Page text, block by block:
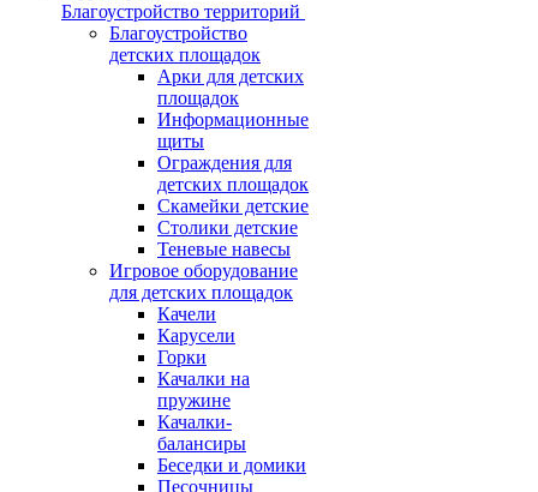
Благоустройство территорий
Благоустройство
детских площадок
Арки для детских
площадок
Информационные
щиты
Ограждения для
детских площадок
Скамейки детские
Столики детские
Теневые навесы
Игровое оборудование
для детских площадок
Качели
Карусели
Горки
Качалки на
пружине
Качалки-
балансиры
Беседки и домики
Песочницы